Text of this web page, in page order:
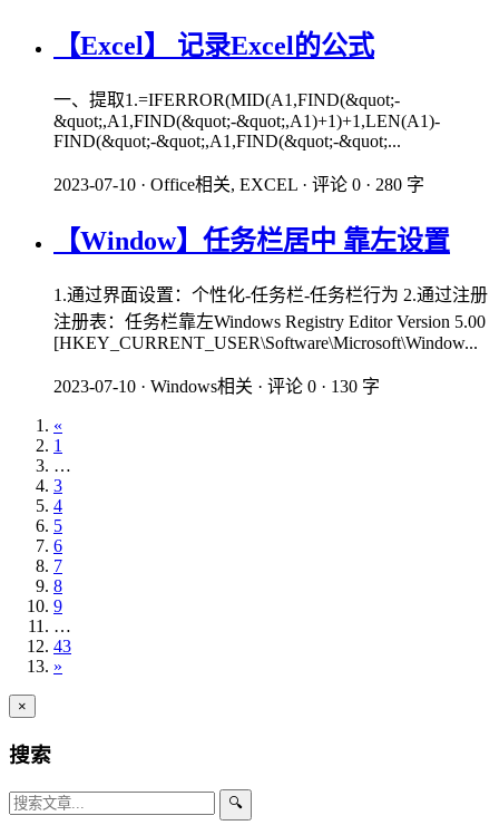
【Excel】 记录Excel的公式
一、提取1.=IFERROR(MID(A1,FIND(&quot;-
&quot;,A1,FIND(&quot;-&quot;,A1)+1)+1,LEN(A1)-
FIND(&quot;-&quot;,A1,FIND(&quot;-&quot;...
2023-07-10 · Office相关, EXCEL · 评论 0 · 280 字
【Window】任务栏居中 靠左设置
1.通过界面设置：个性化-任务栏-任务栏行为 2.通过注册
注册表：任务栏靠左Windows Registry Editor Version 5.00
[HKEY_CURRENT_USER\Software\Microsoft\Window...
2023-07-10 · Windows相关 · 评论 0 · 130 字
«
1
…
3
4
5
6
7
8
9
…
43
»
×
搜索
🔍